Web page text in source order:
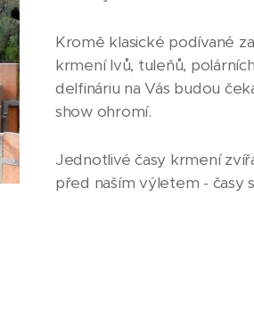
Kromě klasické podívané
krmení lvů, tuleňů,
delfináriu na Vás budou
show ohromí.
Jednotlivé časy krmení
před naším výletem - časy